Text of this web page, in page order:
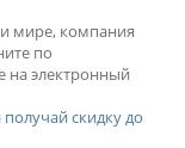
и мире, компания
по
на электронный
скидку до